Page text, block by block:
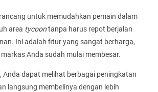
untuk memudahkan pemain dalam
area tycoontanpa harus repot berjalan
Ini adalah fitur yang sangat berharga,
Anda sudah mulai membesar.
Anda dapat melihat berbagai peningkatan
langsung membelinya dengan lebih